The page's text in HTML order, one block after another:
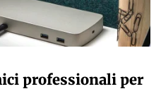
professionali per